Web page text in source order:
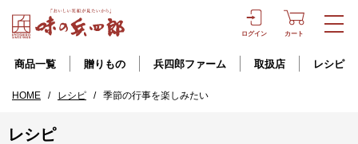
ログイン カート
商品一覧 贈りもの 兵四郎ファーム 取扱店 レシピ
HOME / レシピ / 季節の行事を楽しみたい
レシピ